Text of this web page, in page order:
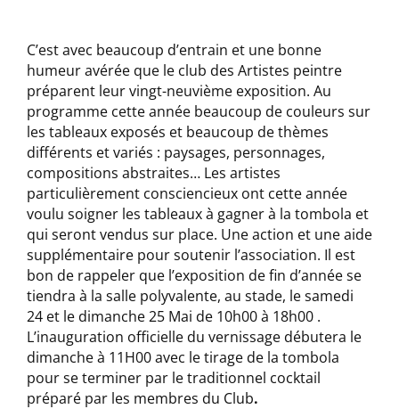
C’est avec beaucoup d’entrain et une bonne
humeur avérée que le club des Artistes peintre
préparent leur vingt-neuvième exposition. Au
programme cette année beaucoup de couleurs sur
les tableaux exposés et beaucoup de thèmes
différents et variés : paysages, personnages,
compositions abstraites… Les artistes
particulièrement consciencieux ont cette année
voulu soigner les tableaux à gagner à la tombola et
qui seront vendus sur place. Une action et une aide
supplémentaire pour soutenir l’association. Il est
bon de rappeler que l’exposition de fin d’année se
tiendra à la salle polyvalente, au stade, le samedi
24 et le dimanche 25 Mai de 10h00 à 18h00 .
L’inauguration officielle du vernissage débutera le
dimanche à 11H00 avec le tirage de la tombola
pour se terminer par le traditionnel cocktail
préparé par les membres du Club.